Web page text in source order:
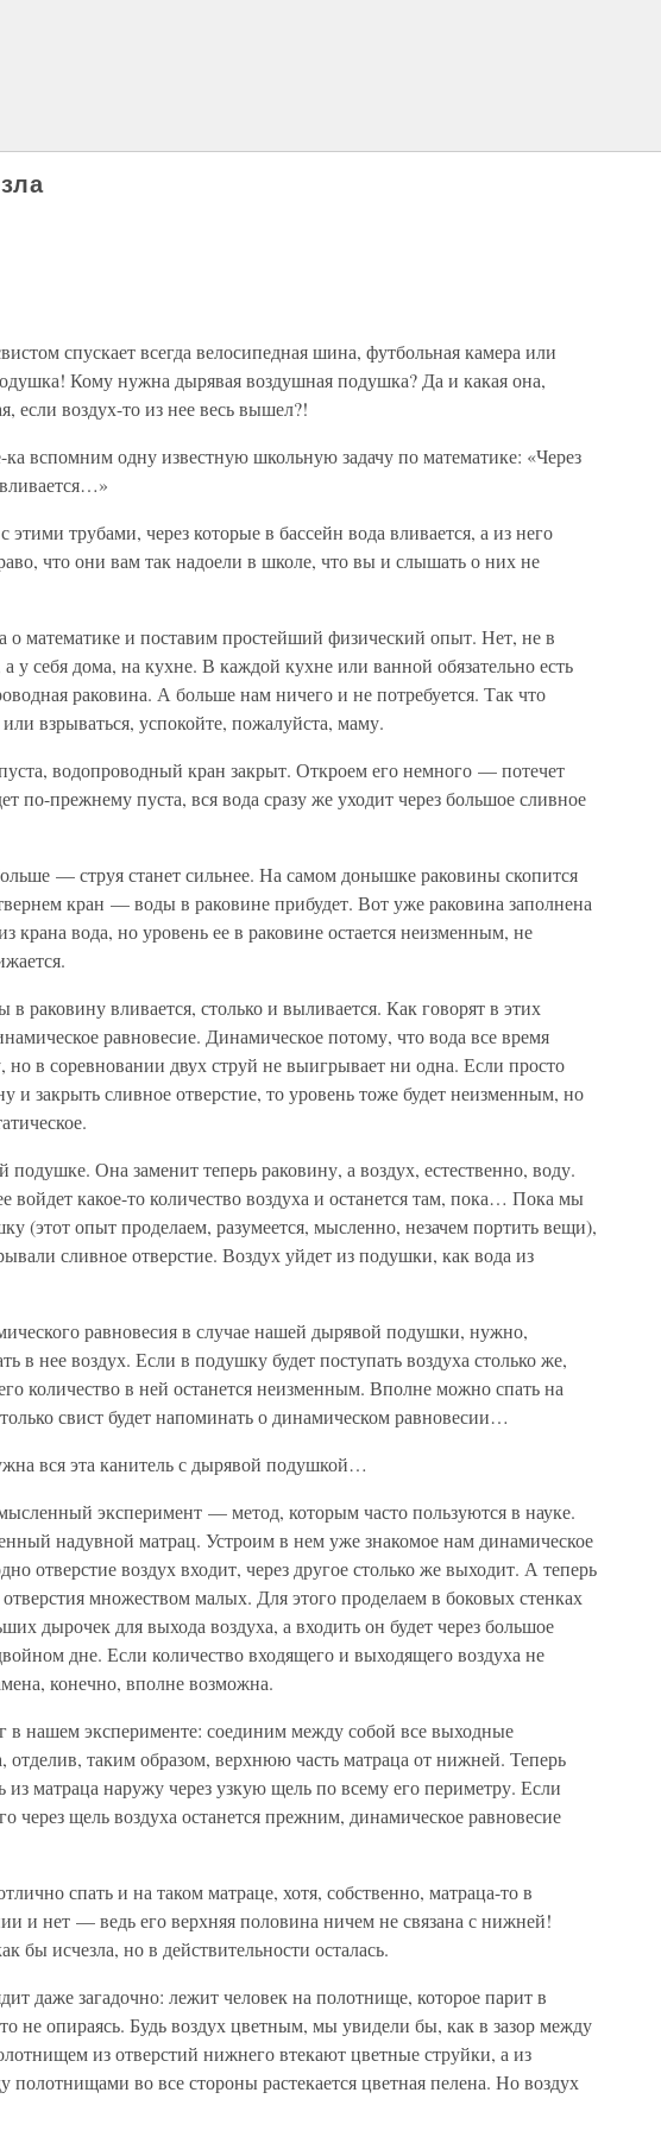
спускает всегда велосипедная шина, футбольная камера или
Кому нужна дырявая воздушная подушка? Да и какая она,
если воздух-то из нее весь вышел?!
вспомним одну известную школьную задачу по математике: «Через
этими трубами, через которые в бассейн вода вливается, а из него
что они вам так надоели в школе, что вы и слышать о них не
о математике и поставим простейший физический опыт. Нет, не в
у себя дома, на кухне. В каждой кухне или ванной обязательно есть
раковина. А больше нам ничего и не потребуется. Так что
или взрываться, успокойте, пожалуйста, маму.
водопроводный кран закрыт. Откроем его немного — потечет
по-прежнему пуста, вся вода сразу же уходит через большое сливное
— струя станет сильнее. На самом донышке раковины скопится
кран — воды в раковине прибудет. Вот уже раковина заполнена
крана вода, но уровень ее в раковине остается неизменным, не
раковину вливается, столько и выливается. Как говорят в этих
равновесие. Динамическое потому, что вода все время
но в соревновании двух струй не выигрывает ни одна. Если просто
и закрыть сливное отверстие, то уровень тоже будет неизменным, но
Она заменит теперь раковину, а воздух, естественно, воду.
войдет какое-то количество воздуха и останется там, пока… Пока мы
(этот опыт проделаем, разумеется, мысленно, незачем портить вещи),
сливное отверстие. Воздух уйдет из подушки, как вода из
равновесия в случае нашей дырявой подушки, нужно,
в нее воздух. Если в подушку будет поступать воздуха столько же,
количество в ней останется неизменным. Вполне можно спать на
свист будет напоминать о динамическом равновесии…
вся эта канитель с дырявой подушкой…
эксперимент — метод, которым часто пользуются в науке.
надувной матрац. Устроим в нем уже знакомое нам динамическое
отверстие воздух входит, через другое столько же выходит. А теперь
множеством малых. Для этого проделаем в боковых стенках
дырочек для выхода воздуха, а входить он будет через большое
дне. Если количество входящего и выходящего воздуха не
конечно, вполне возможна.
в нашем эксперименте: соединим между собой все выходные
отделив, таким образом, верхнюю часть матраца от нижней. Теперь
из матраца наружу через узкую щель по всему его периметру. Если
через щель воздуха останется прежним, динамическое равновесие
спать и на таком матраце, хотя, собственно, матраца-то в
и нет — ведь его верхняя половина ничем не связана с нижней!
бы исчезла, но в действительности осталась.
даже загадочно: лежит человек на полотнище, которое парит в
не опираясь. Будь воздух цветным, мы увидели бы, как в зазор между
из отверстий нижнего втекают цветные струйки, а из
полотнищами во все стороны растекается цветная пелена. Но воздух